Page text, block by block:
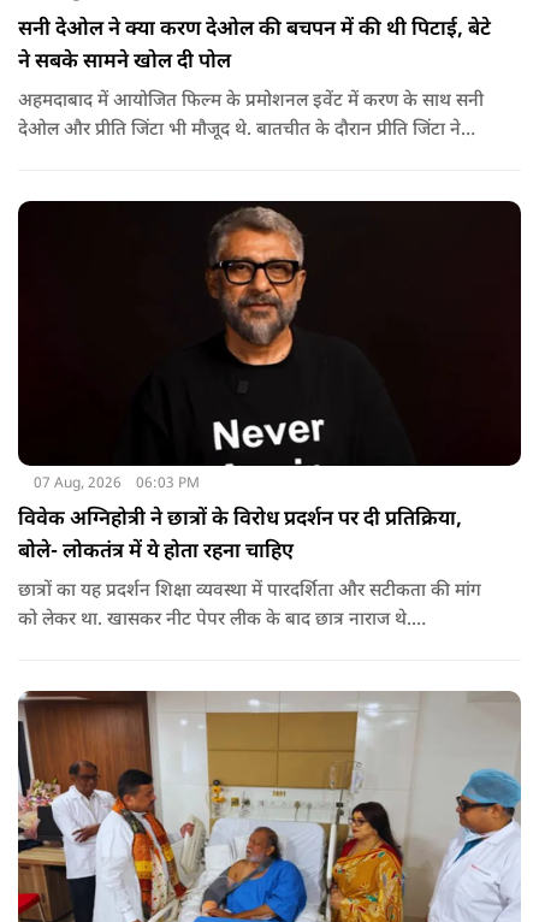
सनी देओल ने क्या करण देओल की बचपन में की थी पिटाई, बेटे
ने सबके सामने खोल दी पोल
अहमदाबाद में आयोजित फिल्म के प्रमोशनल इवेंट में करण के साथ सनी
देओल और प्रीति जिंटा भी मौजूद थे. बातचीत के दौरान प्रीति जिंटा ने
जवाब दिया.
07 Aug, 2026 06:03 PM
विवेक अग्निहोत्री ने छात्रों के विरोध प्रदर्शन पर दी प्रतिक्रिया,
बोले- लोकतंत्र में ये होता रहना चाहिए
छात्रों का यह प्रदर्शन शिक्षा व्यवस्था में पारदर्शिता और सटीकता की मांग
को लेकर था. खासकर नीट पेपर लीक के बाद छात्र नाराज थे.